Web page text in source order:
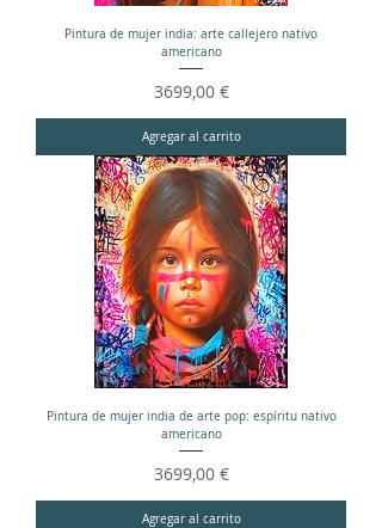
Pintura de mujer india: arte callejero nativo
americano
Precio
3699,00 €
Agregar al carrito
Pintura de mujer india de arte pop: espíritu nativo
americano
Precio
3699,00 €
Agregar al carrito